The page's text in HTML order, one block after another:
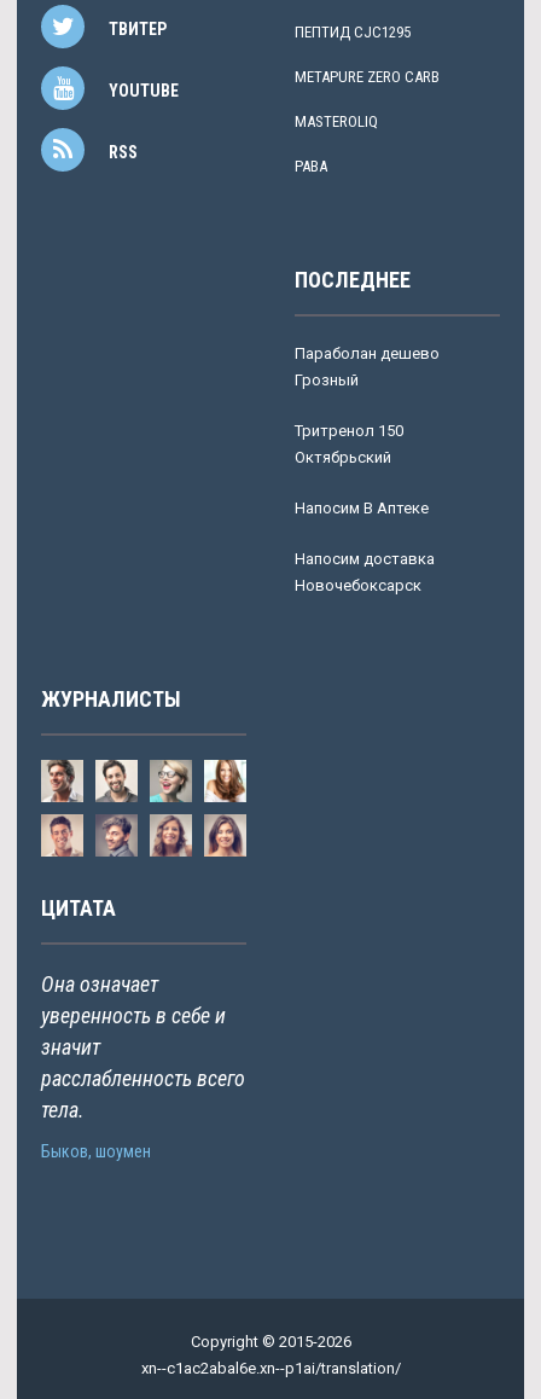
ТВИТЕР
YOUTUBE
RSS
ПЕПТИД CJC1295
METAPURE ZERO CARB
MASTEROLIQ
PABA
ПОСЛЕДНЕЕ
Параболан дешево
Грозный
Тритренол 150
Октябрьский
Напосим В Аптеке
Напосим доставка
Новочебоксарск
ЖУРНАЛИСТЫ
ЦИТАТА
Она означает
уверенность в себе и
значит
расслабленность всего
тела.
Быков, шоумен
Copyright © 2015-2026
xn--c1ac2abal6e.xn--p1ai/translation/